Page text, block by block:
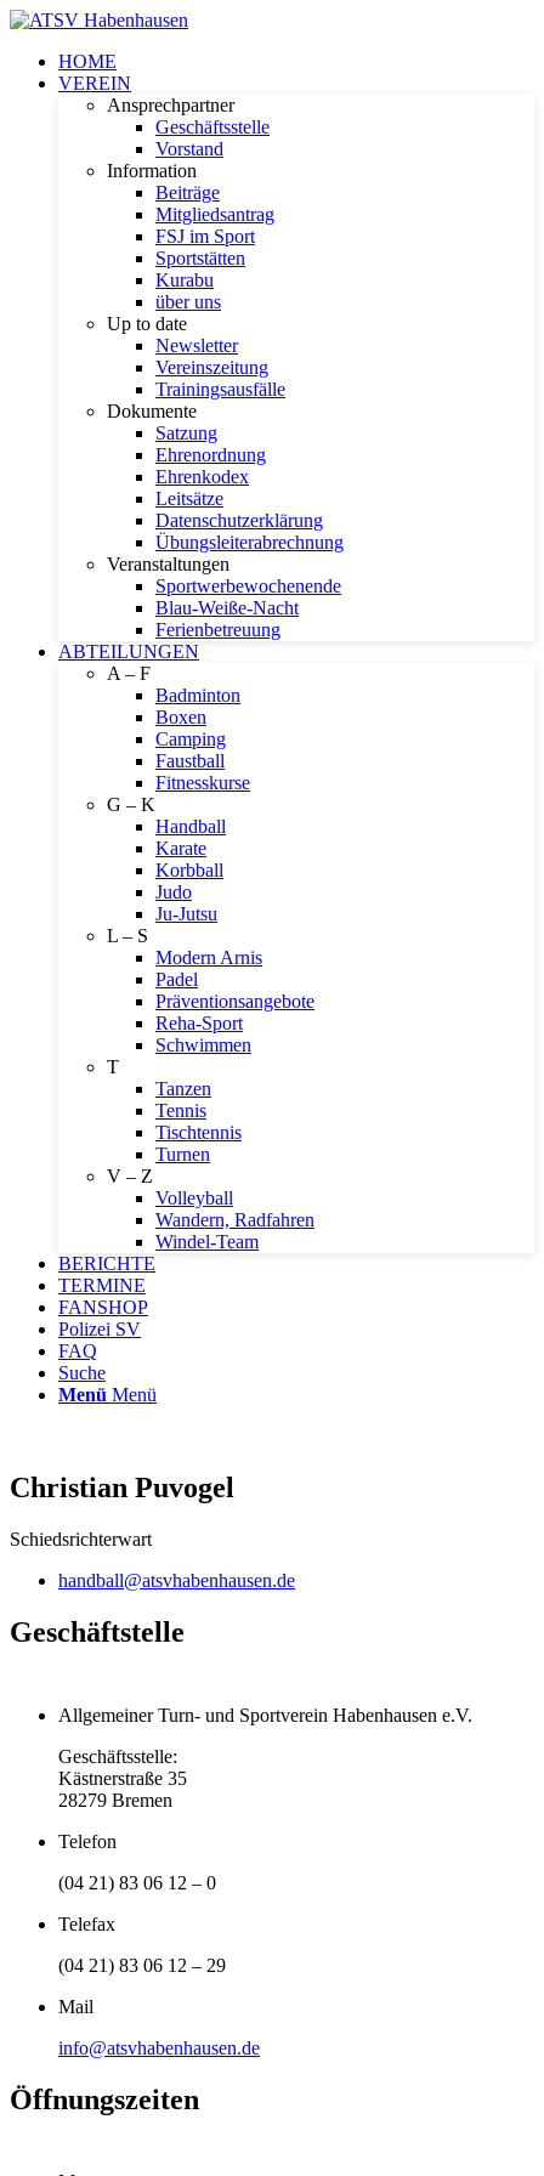
HOME
VEREIN
Ansprechpartner
Geschäftsstelle
Vorstand
Information
Beiträge
Mitgliedsantrag
FSJ im Sport
Sportstätten
Kurabu
über uns
Up to date
Newsletter
Vereinszeitung
Trainingsausfälle
Dokumente
Satzung
Ehrenordnung
Ehrenkodex
Leitsätze
Datenschutzerklärung
Übungsleiterabrechnung
Veranstaltungen
Sportwerbewochenende
Blau-Weiße-Nacht
Ferienbetreuung
ABTEILUNGEN
A – F
Badminton
Boxen
Camping
Faustball
Fitnesskurse
G – K
Handball
Karate
Korbball
Judo
Ju-Jutsu
L – S
Modern Arnis
Padel
Präventionsangebote
Reha-Sport
Schwimmen
T
Tanzen
Tennis
Tischtennis
Turnen
V – Z
Volleyball
Wandern, Radfahren
Windel-Team
BERICHTE
TERMINE
FANSHOP
Polizei SV
FAQ
Suche
Menü Menü
Christian Puvogel
Schiedsrichterwart
handball@atsvhabenhausen.de
Geschäftstelle
Allgemeiner Turn- und Sportverein Habenhausen e.V.
Geschäftsstelle:
Kästnerstraße 35
28279 Bremen
Telefon
(04 21) 83 06 12 – 0
Telefax
(04 21) 83 06 12 – 29
Mail
info@atsvhabenhausen.de
Öffnungszeiten